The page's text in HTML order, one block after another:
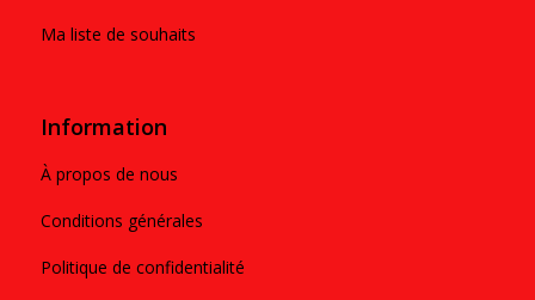
Ma liste de souhaits
Information
À propos de nous
Conditions générales
Politique de confidentialité